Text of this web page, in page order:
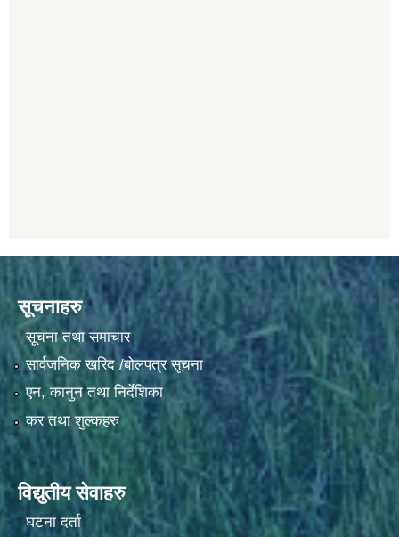
सूचनाहरु
सूचना तथा समाचार
सार्वजनिक खरिद /बोलपत्र सूचना
एन, कानुन तथा निर्देशिका
कर तथा शुल्कहरु
विद्युतीय सेवाहरु
घटना दर्ता